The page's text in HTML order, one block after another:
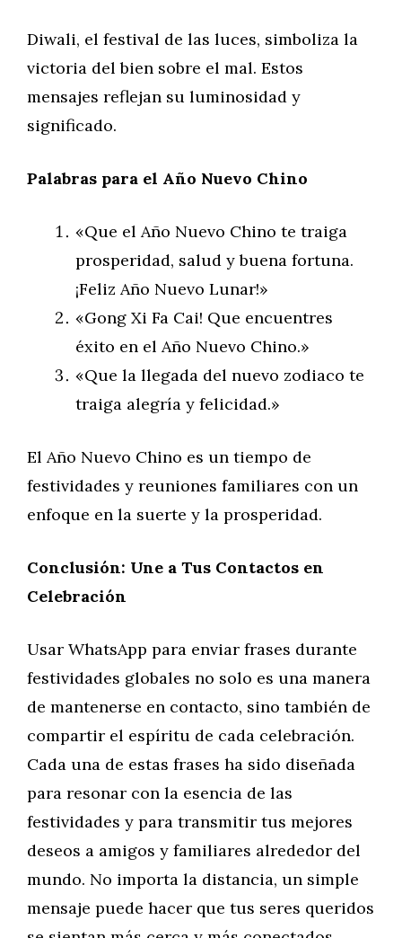
Diwali, el festival de las luces, simboliza la
victoria del bien sobre el mal. Estos
mensajes reflejan su luminosidad y
significado.
Palabras para el Año Nuevo Chino
«Que el Año Nuevo Chino te traiga
prosperidad, salud y buena fortuna.
¡Feliz Año Nuevo Lunar!»
«Gong Xi Fa Cai! Que encuentres
éxito en el Año Nuevo Chino.»
«Que la llegada del nuevo zodiaco te
traiga alegría y felicidad.»
El Año Nuevo Chino es un tiempo de
festividades y reuniones familiares con un
enfoque en la suerte y la prosperidad.
Conclusión: Une a Tus Contactos en
Celebración
Usar WhatsApp para enviar frases durante
festividades globales no solo es una manera
de mantenerse en contacto, sino también de
compartir el espíritu de cada celebración.
Cada una de estas frases ha sido diseñada
para resonar con la esencia de las
festividades y para transmitir tus mejores
deseos a amigos y familiares alrededor del
mundo. No importa la distancia, un simple
mensaje puede hacer que tus seres queridos